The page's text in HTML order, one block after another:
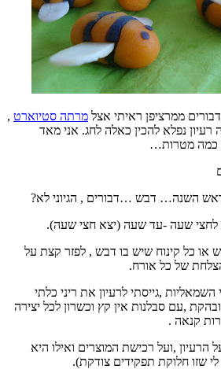
ממרציפן ראיתי אצל מרתה סטיוארט ,
נפלא להכין כאלה לחג. אני מאד
כמה מטרות…
או כל קינוח שיש בו דבש , לפזר קצת על
של כל אורח.
,גייסתי לרעיון את ריני כלתי
,עם סבלנות אין קץ וכשרון לכל יצירה
קנאה .
,ועל רכישת המוצרים ואילו היא
שזו חלוקת תפקידים צודקת).